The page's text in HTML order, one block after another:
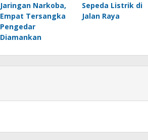
Jaringan Narkoba,
Empat Tersangka
Pengedar
Diamankan
Sepeda Listrik di
Jalan Raya